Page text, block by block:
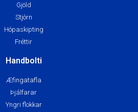
Gjöld
Stjórn
Hópaskipting
Fréttir
Handbolti
Æfingatafla
Þjálfarar
Yngri flokkar